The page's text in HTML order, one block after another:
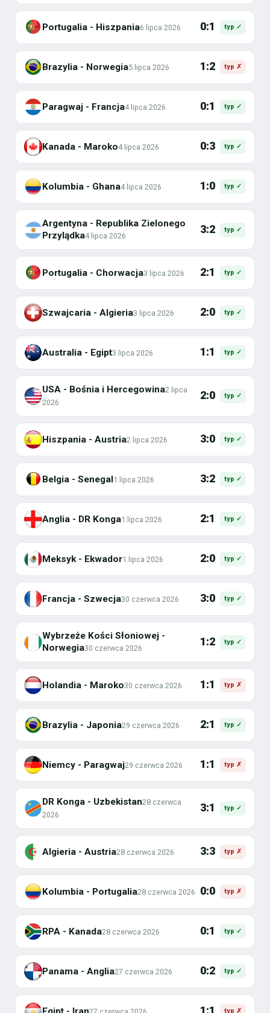
Portugalia - Hiszpania6 lipca 2026 0:1 typ ✓
Brazylia - Norwegia5 lipca 2026 1:2 typ ✗
Paragwaj - Francja4 lipca 2026 0:1 typ ✓
Kanada - Maroko4 lipca 2026 0:3 typ ✓
Kolumbia - Ghana4 lipca 2026 1:0 typ ✓
Argentyna - Republika Zielonego
Przylądka4 lipca 2026
3:2 typ ✓
Portugalia - Chorwacja3 lipca 2026 2:1 typ ✓
Szwajcaria - Algieria3 lipca 2026 2:0 typ ✓
Australia - Egipt3 lipca 2026 1:1 typ ✓
USA - Bośnia i Hercegowina2 lipca
2026
2:0 typ ✓
Hiszpania - Austria2 lipca 2026 3:0 typ ✓
Belgia - Senegal1 lipca 2026 3:2 typ ✓
Anglia - DR Konga1 lipca 2026 2:1 typ ✓
Meksyk - Ekwador1 lipca 2026 2:0 typ ✓
Francja - Szwecja30 czerwca 2026 3:0 typ ✓
Wybrzeże Kości Słoniowej -
Norwegia30 czerwca 2026
1:2 typ ✓
Holandia - Maroko30 czerwca 2026 1:1 typ ✗
Brazylia - Japonia29 czerwca 2026 2:1 typ ✓
Niemcy - Paragwaj29 czerwca 2026 1:1 typ ✗
DR Konga - Uzbekistan28 czerwca
2026
3:1 typ ✓
Algieria - Austria28 czerwca 2026 3:3 typ ✗
Kolumbia - Portugalia28 czerwca 2026 0:0 typ ✗
RPA - Kanada28 czerwca 2026 0:1 typ ✓
Panama - Anglia27 czerwca 2026 0:2 typ ✓
27 czerwca 2026 1:1 typ ✗